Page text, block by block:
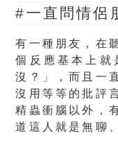
#一直問情侶
有一種朋友，在
個反應基本上就
沒？」，而且一
沒用等等的批評
精蟲衝腦以外，
道這人就是無聊